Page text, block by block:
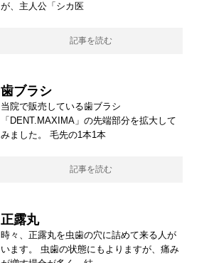
が、主人公「シカ医
記事を読む
歯ブラシ
当院で販売している歯ブラシ
「DENT.MAXIMA」の先端部分を拡大して
みました。 毛先の1本1本
記事を読む
正露丸
時々、正露丸を虫歯の穴に詰めて来る人が
います。 虫歯の状態にもよりますが、痛み